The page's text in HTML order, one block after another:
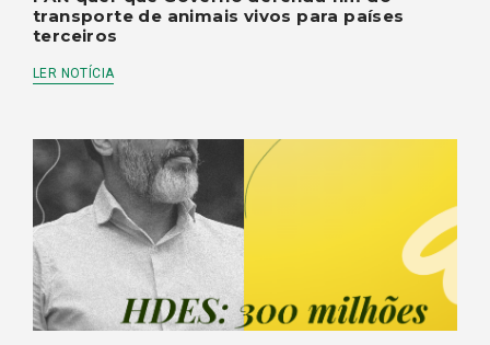
transporte de animais vivos para países
terceiros
LER NOTÍCIA